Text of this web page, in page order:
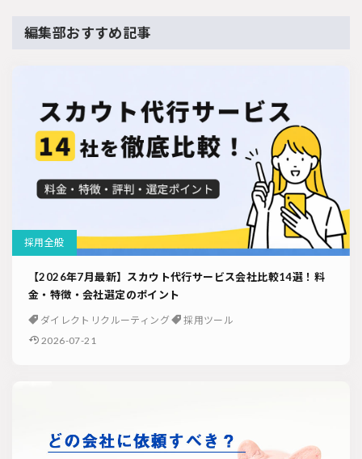
編集部おすすめ記事
採用全般
【2026年7月最新】スカウト代行サービス会社比較14選！料
金・特徴・会社選定のポイント
ダイレクトリクルーティング
採用ツール
2026-07-21